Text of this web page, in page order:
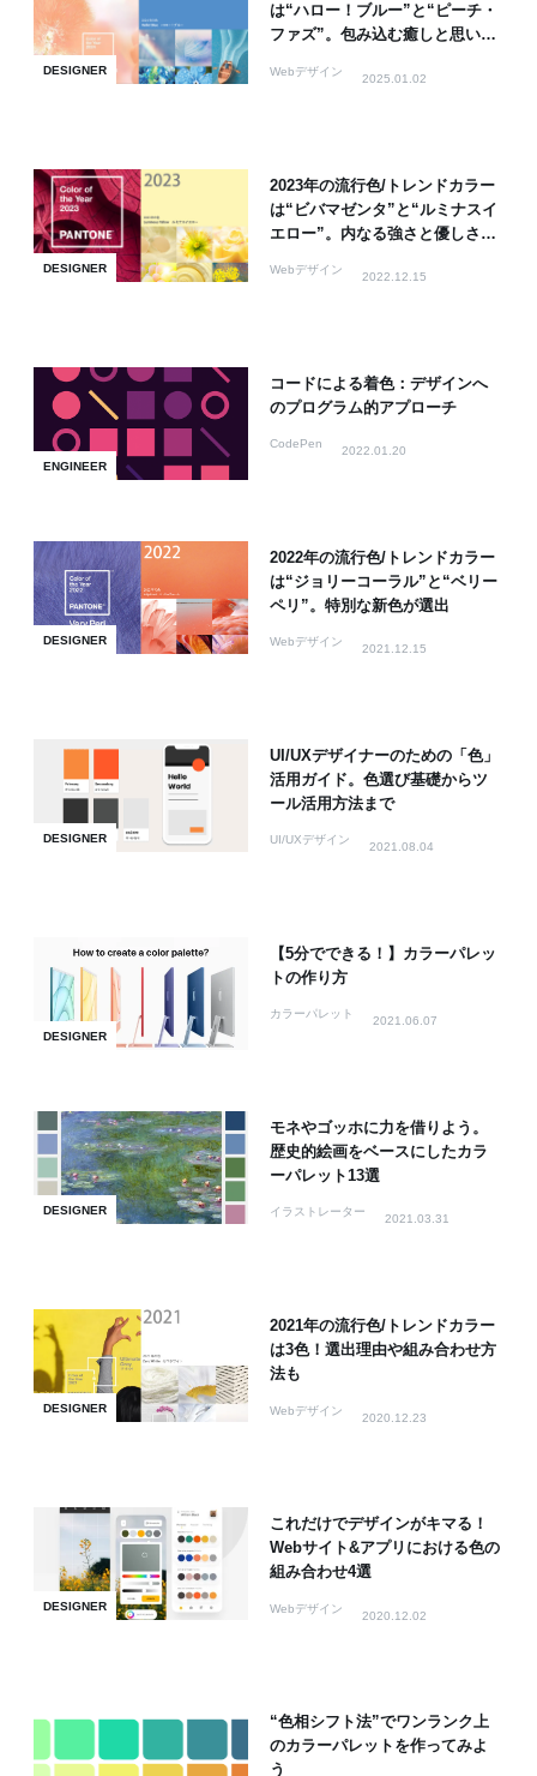
DESIGNER
は“ハロー！ブルー”と“ピーチ・
ファズ”。包み込む癒しと思いや
Webデザイン
2025.01.02
DESIGNER
2023年の流行色/トレンドカラー
は“ビバマゼンタ”と“ルミナスイ
エロー”。内なる強さと優しさを
Webデザイン
2022.12.15
ENGINEER
コードによる着色：デザインへ
のプログラム的アプローチ
CodePen
2022.01.20
DESIGNER
2022年の流行色/トレンドカラー
は“ジョリーコーラル”と“ベリー
ペリ”。特別な新色が選出
Webデザイン
2021.12.15
DESIGNER
UI/UXデザイナーのための「色」
活用ガイド。色選び基礎からツ
ール活用方法まで
UI/UXデザイン
2021.08.04
DESIGNER
【5分でできる！】カラーパレッ
トの作り方
カラーパレット
2021.06.07
DESIGNER
モネやゴッホに力を借りよう。
歴史的絵画をベースにしたカラ
ーパレット13選
イラストレーター
2021.03.31
DESIGNER
2021年の流行色/トレンドカラー
は3色！選出理由や組み合わせ方
法も
Webデザイン
2020.12.23
DESIGNER
これだけでデザインがキマる！
Webサイト&アプリにおける色の
組み合わせ4選
Webデザイン
2020.12.02
“色相シフト法”でワンランク上
のカラーパレットを作ってみよ
う